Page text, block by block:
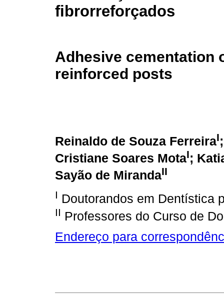
fibrorreforçados
Adhesive cementation
reinforced posts
Reinaldo de Souza FerreiraI
Cristiane Soares MotaI;
Sayão de MirandaII
I Doutorandos em Dentística
II Professores do Curso de
Endereço para